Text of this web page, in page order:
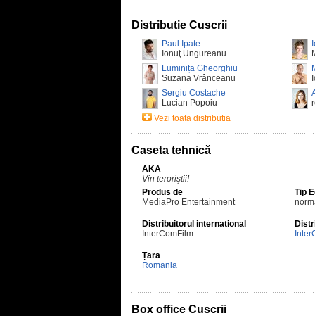
Distributie Cuscrii
Paul Ipate
Ionuţ Ungureanu
Luminița Gheorghiu
Suzana Vrânceanu
Sergiu Costache
Lucian Popoiu
Vezi toata distributia
Caseta tehnică
AKA
Vin teroriştii!
Produs de
MediaPro Entertainment
Tip
Distribuitorul international
InterComFilm
Țara
Romania
Box office Cuscrii